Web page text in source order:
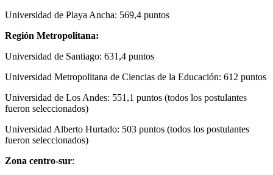
Universidad de Playa Ancha: 569,4 puntos
Región Metropolitana:
Universidad de Santiago: 631,4 puntos
Universidad Metropolitana de Ciencias de la Educación: 612 puntos
Universidad de Los Andes: 551,1 puntos (todos los postulantes
fueron seleccionados)
Universidad Alberto Hurtado: 503 puntos (todos los postulantes
fueron seleccionados)
Zona centro-sur: